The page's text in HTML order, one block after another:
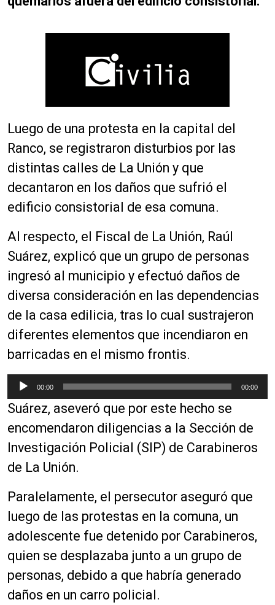
Luego de una protesta en la capital del
Ranco, se registraron disturbios por las
distintas calles de La Unión y que
decantaron en los daños que sufrió el
edificio consistorial de esa comuna.
Al respecto, el Fiscal de La Unión, Raúl
Suárez, explicó que un grupo de personas
ingresó al municipio y efectuó daños de
diversa consideración en las dependencias
de la casa edilicia, tras lo cual sustrajeron
diferentes elementos que incendiaron en
barricadas en el mismo frontis.
e
p
r
o
d
u
t
o
d
e
a
u
d
00:00 00:00
Suárez, aseveró que por este hecho se
encomendaron diligencias a la Sección de
Investigación Policial (SIP) de Carabineros
de La Unión.
Paralelamente, el persecutor aseguró que
luego de las protestas en la comuna, un
adolescente fue detenido por Carabineros,
quien se desplazaba junto a un grupo de
personas, debido a que habría generado
daños en un carro policial.